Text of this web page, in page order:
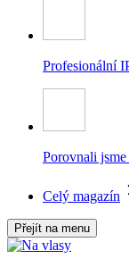
Profesionální
Porovnali
Celý magazín
Přejít na menu